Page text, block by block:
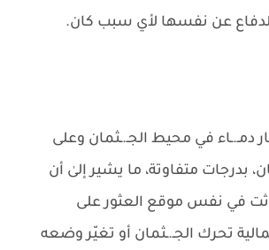
عن نفسها لأي سبب كان.
دمـ.ـاء في محيط الجـ.ـثمان وعلى
بدرجات متفاوتة، ما يشير إلىٰ أن
في نفس موقع العثور على
تحرك الجـ.ـثمان أو تغيّر وضعه